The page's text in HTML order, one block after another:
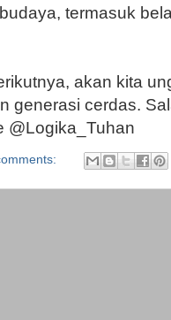
termasuk
akan kita
generasi cerdas.
@Logika_Tuhan